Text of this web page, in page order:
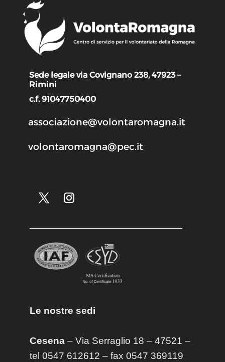
Sede legale via Covignano 238, 47923 –
Rimini
c.f. 91047750400
associazione@volontaromagna.it
volontaromagna@pec.it
Le nostre sedi
Cesena– Via Serraglio 18 – 47521 –
tel 0547 612612 – fax 0547 369119